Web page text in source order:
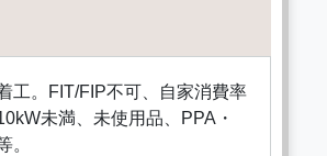
工。FIT/FIP不可、自家消費率
未満、未使用品、PPA・
。